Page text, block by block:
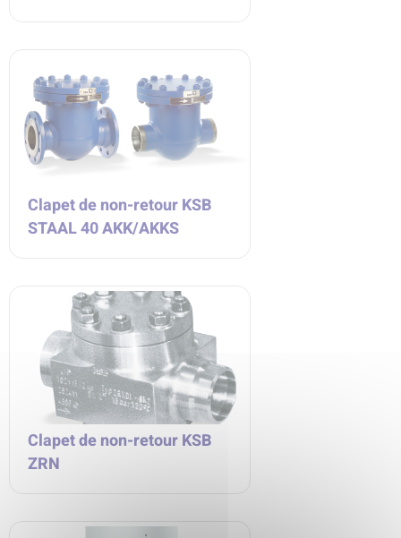
Clapet de non-retour KSB
STAAL 40 AKK/AKKS
Clapet de non-retour KSB
ZRN